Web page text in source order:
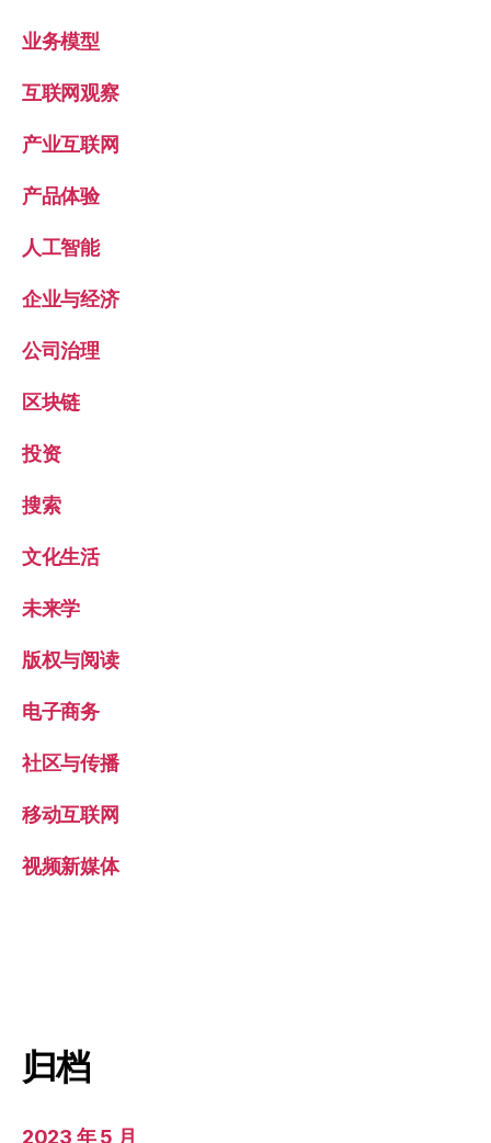
业务模型
互联网观察
产业互联网
产品体验
人工智能
企业与经济
公司治理
区块链
投资
搜索
文化生活
未来学
版权与阅读
电子商务
社区与传播
移动互联网
视频新媒体
归档
2023 年 5 月